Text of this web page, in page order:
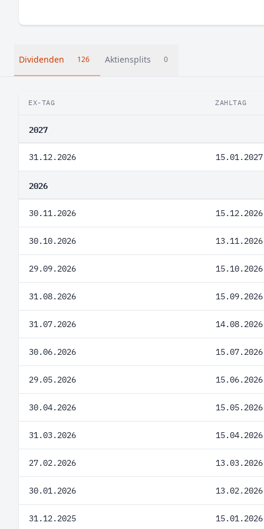
Dividenden 126 Aktiensplits 0
EX-TAG ZAHLTAG
2027
31.12.2026 15.01.2027
2026
30.11.2026 15.12.2026
30.10.2026 13.11.2026
29.09.2026 15.10.2026
31.08.2026 15.09.2026
31.07.2026 14.08.2026
30.06.2026 15.07.2026
29.05.2026 15.06.2026
30.04.2026 15.05.2026
31.03.2026 15.04.2026
27.02.2026 13.03.2026
30.01.2026 13.02.2026
31.12.2025 15.01.2026